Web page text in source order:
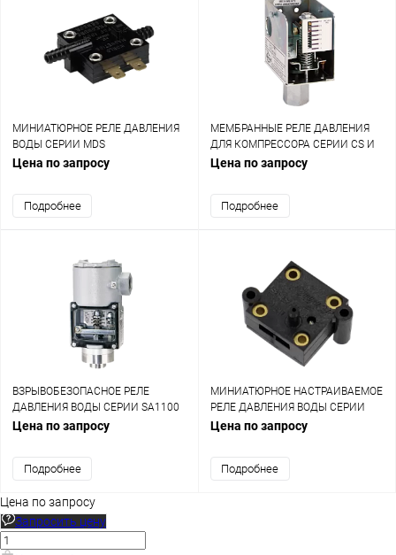
МИНИАТЮРНОЕ РЕЛЕ ДАВЛЕНИЯ
ВОДЫ СЕРИИ MDS
Цена по запросу
Подробнее
МЕМБРАННЫЕ РЕЛЕ ДАВЛЕНИЯ
ДЛЯ КОМПРЕССОРА СЕРИИ CS И
CD
Цена по запросу
Подробнее
ВЗРЫВОБЕЗОПАСНОЕ РЕЛЕ
ДАВЛЕНИЯ ВОДЫ СЕРИИ SA1100
Цена по запросу
Подробнее
МИНИАТЮРНОЕ НАСТРАИВАЕМОЕ
РЕЛЕ ДАВЛЕНИЯ ВОДЫ СЕРИИ
MDA
Цена по запросу
Подробнее
Цена по запросу
Запросить цену